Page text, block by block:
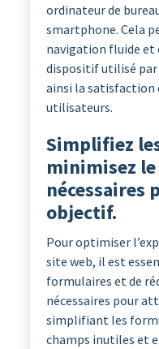
ordinateur de
smartphone. Cela
navigation fluide et
dispositif utilisé
ainsi la
utilisateurs.
Simplifiez
minimisez
nécessaires
objectif.
Pour optimiser
site web, il est
formulaires et de
nécessaires pour
simplifiant les
champs inutiles et